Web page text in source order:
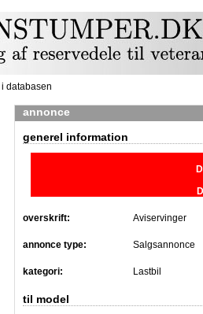
databasen
annonce
generel information
overskrift: Aviservinger
annonce type: Salgsannonce
kategori: Lastbil
til model